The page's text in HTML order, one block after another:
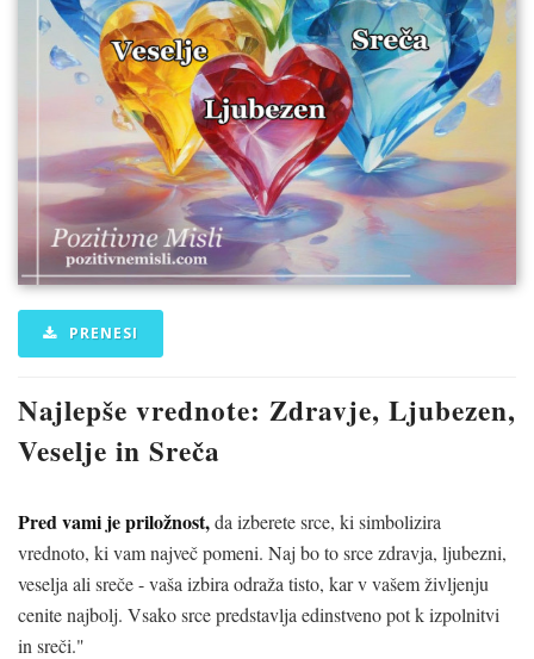
PRENESI
Najlepše vrednote: Zdravje, Ljubezen,
Veselje in Sreča
Pred vami je priložnost,da izberete srce, ki simbolizira
vrednoto, ki vam največ pomeni. Naj bo to srce zdravja, ljubezni,
veselja ali sreče - vaša izbira odraža tisto, kar v vašem življenju
cenite najbolj. Vsako srce predstavlja edinstveno pot k izpolnitvi
in sreči."